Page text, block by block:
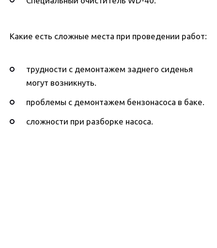
Какие есть сложные места при проведении работ:
трудности с демонтажем заднего сиденья
могут возникнуть.
проблемы с демонтажем бензонасоса в баке.
сложности при разборке насоса.